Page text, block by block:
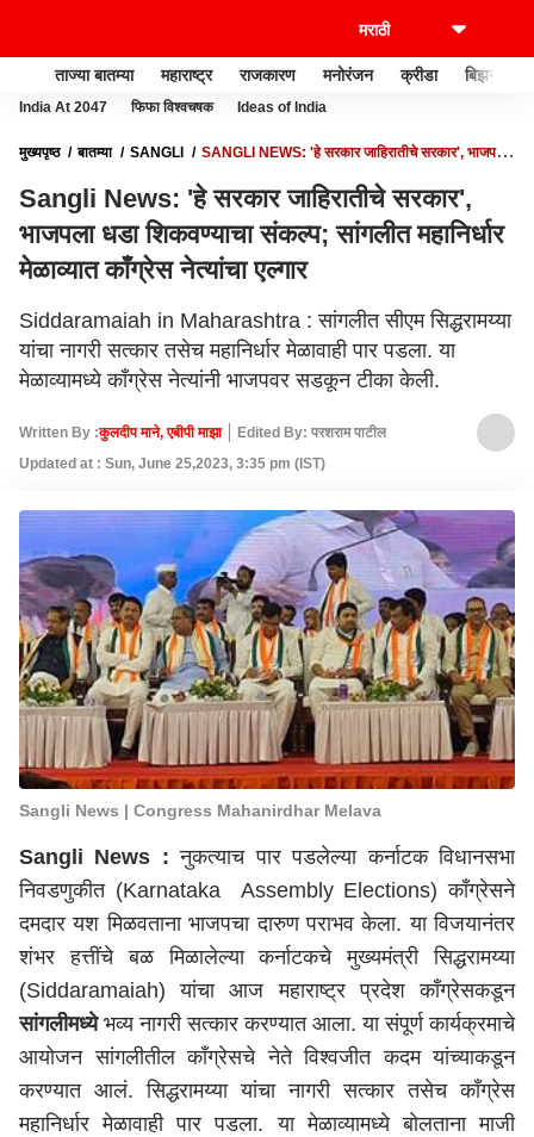
ताज्या बातम्या महाराष्ट्र राजकारण मनोरंजन क्रीडा बिझनेस
India At 2047 फिफा विश्वचषक Ideas of India
मुख्यपृष्ठ बातम्या SANGLI
SANGLI NEWS: 'हे सरकार जाहिरातीचे सरकार', भाजपला
Sangli News: 'हे सरकार जाहिरातीचे सरकार',
भाजपला धडा शिकवण्याचा संकल्प; सांगलीत महानिर्धार
मेळाव्यात काँग्रेस नेत्यांचा एल्गार
Siddaramaiah in Maharashtra : सांगलीत सीएम सिद्धरामय्या
यांचा नागरी सत्कार तसेच महानिर्धार मेळावाही पार पडला. या
मेळाव्यामध्ये काँग्रेस नेत्यांनी भाजपवर सडकून टीका केली.
Written By :कुलदीप माने, एबीपी माझा
Edited By: परशराम पाटील
Updated at : Sun, June 25,2023, 3:35 pm (IST)
Sangli News | Congress Mahanirdhar Melava
Sangli News : नुकत्याच पार पडलेल्या कर्नाटक विधानसभा
निवडणुकीत (Karnataka Assembly Elections) काँग्रेसने
दमदार यश मिळवताना भाजपचा दारुण पराभव केला. या विजयानंतर
शंभर हत्तींचे बळ मिळालेल्या कर्नाटकचे मुख्यमंत्री सिद्धरामय्या
(Siddaramaiah) यांचा आज महाराष्ट्र प्रदेश काँग्रेसकडून
सांगलीमध्ये भव्य नागरी सत्कार करण्यात आला. या संपूर्ण कार्यक्रमाचे
आयोजन सांगलीतील काँग्रेसचे नेते विश्वजीत कदम यांच्याकडून
करण्यात आलं. सिद्धरामय्या यांचा नागरी सत्कार तसेच काँग्रेस
महानिर्धार मेळावाही पार पडला. या मेळाव्यामध्ये बोलताना माजी